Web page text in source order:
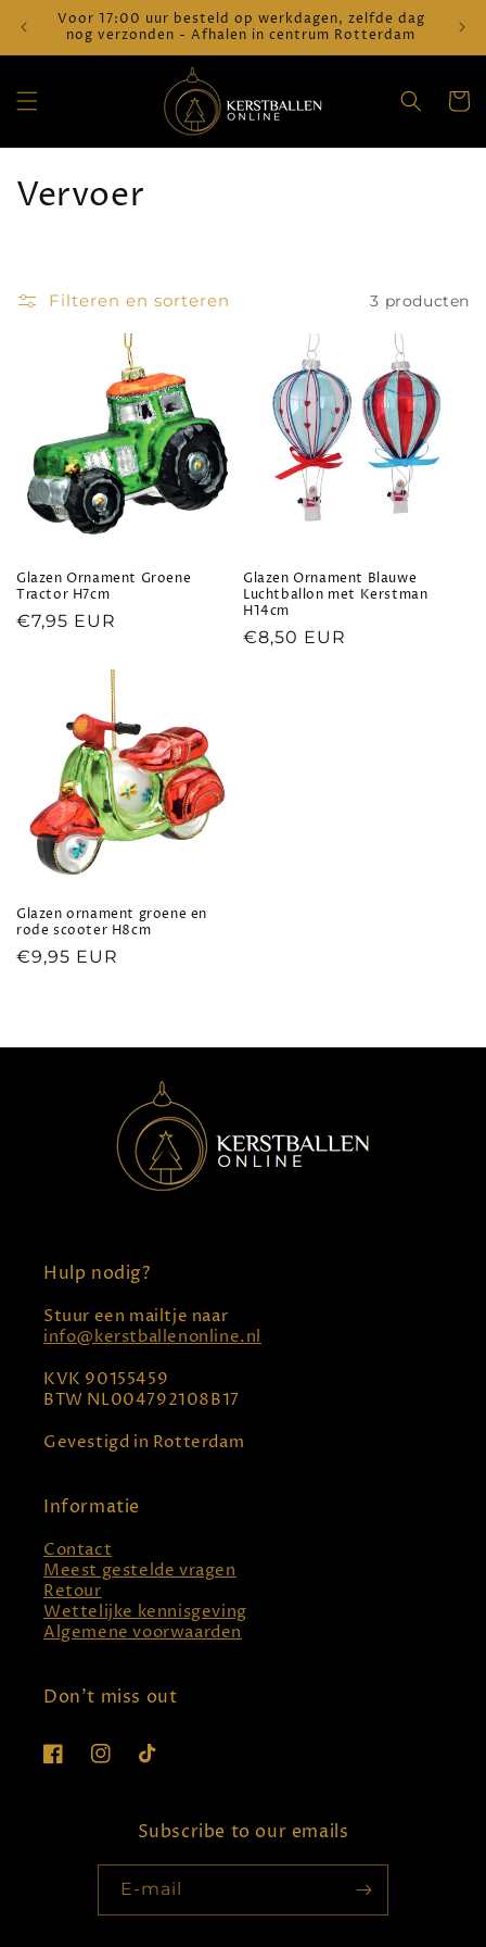
naar de
content
Voor 17:00 uur besteld op werkdagen, zelfde dag
nog verzonden - Afhalen in centrum Rotterdam
C
:
Vervoer
Filteren en sorteren 3 producten
Glazen Ornament Groene
Tractor H7cm
Normale
€7,95 EUR
Glazen Ornament Blauwe
Luchtballon met Kerstman
H14cm
Normale
€8,50 EUR
Glazen ornament groene en
rode scooter H8cm
Normale
€9,95 EUR
Hulp nodig?
Stuur een mailtje naar
info@kerstballenonline.nl
KVK 90155459
BTW NL004792108B17
Gevestigd in Rotterdam
Informatie
Contact
Meest gestelde vragen
Retour
Wettelijke kennisgeving
Algemene voorwaarden
Don't miss out
FacebookInstagram
TikTok
Subscribe to our emails
E‑mail